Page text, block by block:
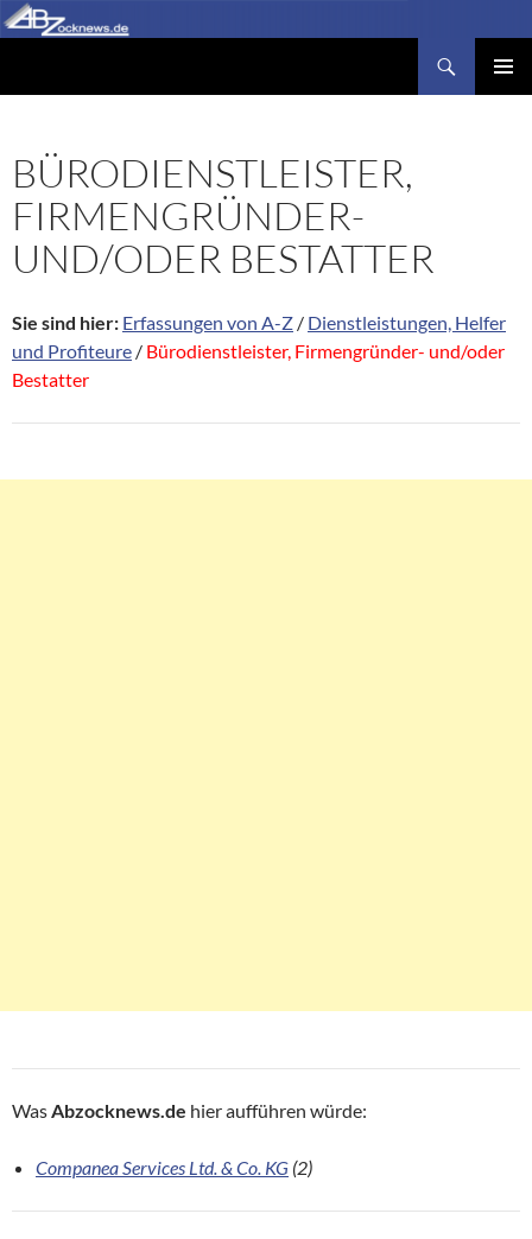
Zum
Inhalt
BÜRODIENSTLEISTER,
FIRMENGRÜNDER-
UND/ODER BESTATTER
Sie sind hier: Erfassungen von A-Z / Dienstleistungen, Helfer
und Profiteure / Bürodienstleister, Firmengründer- und/oder
Bestatter
WasAbzocknews.de hier aufführen würde:
Companea Services Ltd. & Co. KG (2)